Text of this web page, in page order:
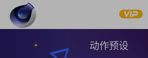
动作预设